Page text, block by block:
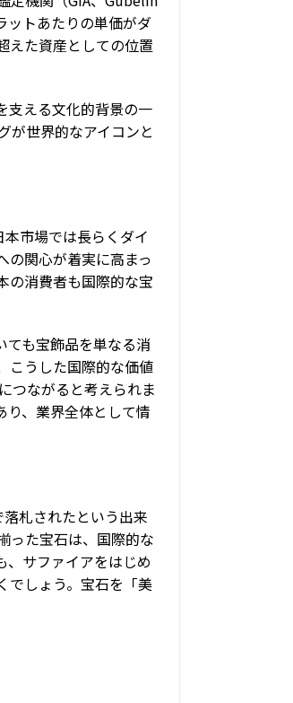
ットあたりの単価がダ
えた資産としての位置
支える文化的背景の一
が世界的なアイコンと
市場では長らくダイ
の関心が着実に高まっ
の消費者も国際的な宝
ても宝飾品を単なる消
こうした国際的な価値
つながると考えられま
り、業界全体として情
札されたという出来
った宝石は、国際的な
、サファイアをはじめ
でしょう。宝石を「美